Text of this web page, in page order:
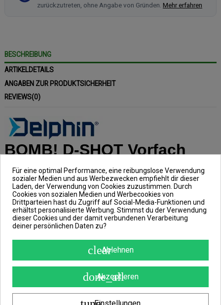
zurückzutreten, ohne Angabe von Gründen. Mehr erfahren
BESCHREIBUNG
ARTIKELDETAILS
ANGABEN ZUR PRODUKTSICHERHEIT
REVIEWS(0)
BOMB! D-SHOT Vorfach
Inhalt: 5 Stück, Schnur: 0,20mm,
Hakengröße: 2, Länge: 100cm
Die Drop-Shot-Spinnfischen-Technik ist
vor allem beim Angeln auf Barsch,
Zander, aber auch auf andere
Raubfische sehr beliebt.
Die Grundlage dieser Technik ist eine
richtig montierte Montage mit einem
Für eine optimal Performance, eine reibungslose Verwendung
sozialer Medien und aus Werbezwecken empfiehlt dir dieser
Laden, der Verwendung von Cookies zuzustimmen. Durch
Cookies von sozialen Medien und Werbecookies von
Drittparteien hast du Zugriff auf Social-Media-Funktionen und
erhältst personalisierte Werbung. Stimmst du der Verwendung
dieser Cookies und der damit verbundenen Verarbeitung
deiner persönlichen Daten zu?
clearAblehnen
done_all
Akzeptieren